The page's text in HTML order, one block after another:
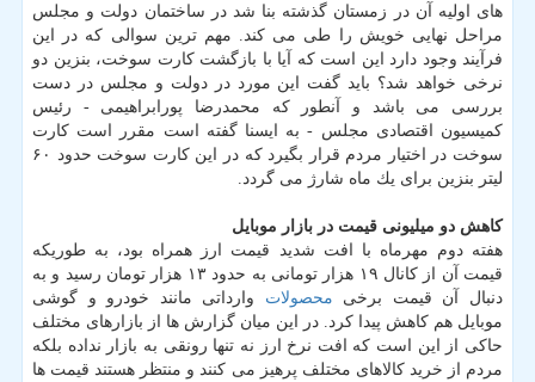
های اولیه آن در زمستان گذشته بنا شد در ساختمان دولت و مجلس
مراحل نهایی خویش را طی می كند. مهم ترین سوالی كه در این
فرآیند وجود دارد این است كه آیا با بازگشت كارت سوخت، بنزین دو
نرخی خواهد شد؟ باید گفت این مورد در دولت و مجلس در دست
بررسی می باشد و آنطور كه محمدرضا پورابراهیمی - رئیس
كمیسیون اقتصادی مجلس - به ایسنا گفته است مقرر است كارت
سوخت در اختیار مردم قرار بگیرد كه در این كارت سوخت حدود ۶۰
لیتر بنزین برای یك ماه شارژ می گردد.
كاهش دو میلیونی قیمت در بازار موبایل
هفته دوم مهرماه با افت شدید قیمت ارز همراه بود، به طوریكه
قیمت آن از كانال ۱۹ هزار تومانی به حدود ۱۳ هزار تومان رسید و به
دنبال آن قیمت برخی محصولات وارداتی مانند خودرو و گوشی
موبایل هم كاهش پیدا كرد. در این میان گزارش ها از بازارهای مختلف
حاكی از این است كه افت نرخ ارز نه تنها رونقی به بازار نداده بلكه
مردم از خرید كالاهای مختلف پرهیز می كنند و منتظر هستند قیمت ها